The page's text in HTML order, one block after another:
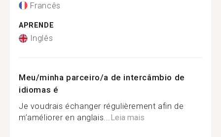
Francês
APRENDE
Inglês
Meu/minha parceiro/a de intercâmbio de
idiomas é
Je voudrais échanger régulièrement afin de
m’améliorer en anglais...Leia mais